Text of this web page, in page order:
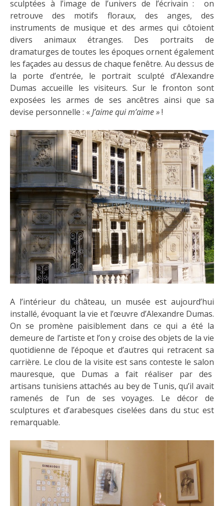
sculptées à l’image de l’univers de l’écrivain : on
retrouve des motifs floraux, des anges, des
instruments de musique et des armes qui côtoient
divers animaux étranges. Des portraits de
dramaturges de toutes les époques ornent également
les façades au dessus de chaque fenêtre. Au dessus de
la porte d’entrée, le portrait sculpté d’Alexandre
Dumas accueille les visiteurs. Sur le fronton sont
exposées les armes de ses ancêtres ainsi que sa
devise personnelle : «J’aime qui m’aime »!
A l’intérieur du château, un musée est aujourd’hui
installé, évoquant la vie et l’œuvre d’Alexandre Dumas.
On se promène paisiblement dans ce qui a été la
demeure de l’artiste et l’on y croise des objets de la vie
quotidienne de l’époque et d’autres qui retracent sa
carrière. Le clou de la visite est sans conteste le salon
mauresque, que Dumas a fait réaliser par des
artisans tunisiens attachés au bey de Tunis, qu’il avait
ramenés de l’un de ses voyages. Le décor de
sculptures et d’arabesques ciselées dans du stuc est
remarquable.